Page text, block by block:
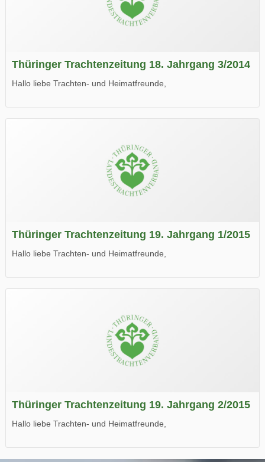
Thüringer Trachtenzeitung 18. Jahrgang 3/2014
Hallo liebe Trachten- und Heimatfreunde,
Wir wünschen Euch viel Spaß beim Lesen.
Thüringer Trachtenzeitung 19. Jahrgang 1/2015
Hallo liebe Trachten- und Heimatfreunde,
Wir wünschen Euch viel Spaß beim Lesen.
Thüringer Trachtenzeitung 19. Jahrgang 2/2015
Hallo liebe Trachten- und Heimatfreunde,
Wir wünschen Euch viel Spaß beim Lesen.